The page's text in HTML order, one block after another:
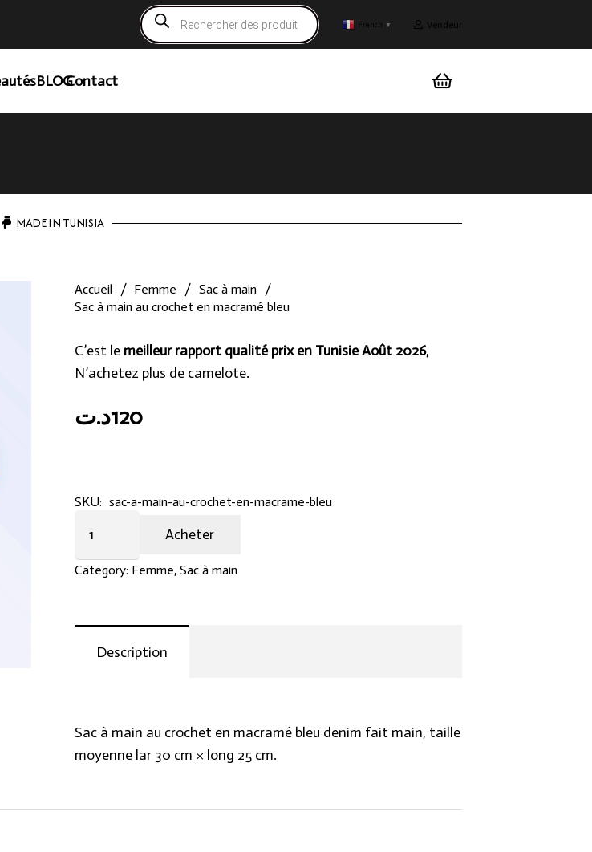
Recherche
de
produits
French ▼ Vendeur
BLOGContact
MADE IN TUNISIA
Accueil / Femme / Sac à main /
Sac à main au crochet en macramé bleu
C’est le meilleur rapport qualité prix en Tunisie Août 2026,
N’achetez plus de camelote.
120د.ت
SKU: sac-a-main-au-crochet-en-macrame-bleu
main
macramé
Acheter
Category: Femme, Sac à main
Description
Sac à main au crochet en macramé bleu denim fait main, taille
moyenne lar 30 cm × long 25 cm.